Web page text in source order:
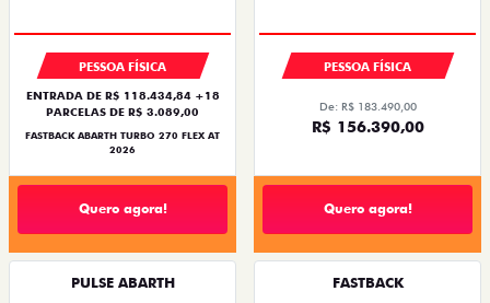
PESSOA FÍSICA
ENTRADA DE R$ 118.434,84 +18
PARCELAS DE R$ 3.089,00
FASTBACK ABARTH TURBO 270 FLEX AT
2026
Quero agora!
PESSOA FÍSICA
De: R$ 183.490,00
R$ 156.390,00
Quero agora!
PULSE ABARTH FASTBACK